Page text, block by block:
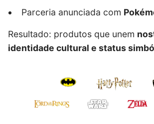
Parceria anunciada com
Resultado: produtos que unem
identidade cultural e status